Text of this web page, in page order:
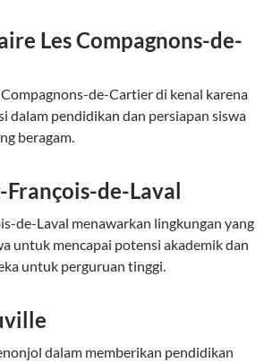
Les Compagnons-de-
Compagnons-de-Cartier di kenal karena
dalam pendidikan dan persiapan siswa
beragam.
de-Laval
de-Laval menawarkan lingkungan yang
untuk mencapai potensi akademik dan
untuk perguruan tinggi.
dalam memberikan pendidikan